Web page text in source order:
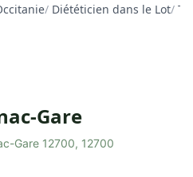
/ Diététicien dans le Lot/
Gare
Gare 12700, 12700